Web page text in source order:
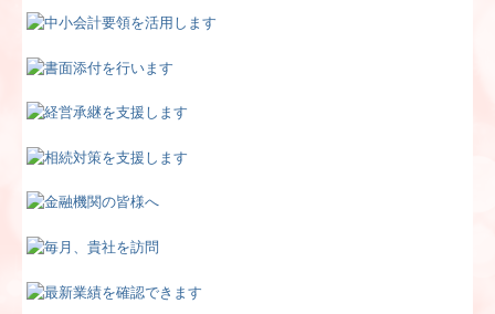
相続税額の早見表
税務カレンダー